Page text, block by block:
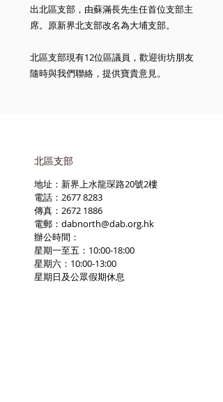
出北區支部，由蘇滿長先生任首位支部主
席。原新界北支部改名為大埔支部。
北區支部現有12位區議員，歡迎街坊朋友
隨時與我們聯絡，提供寶貴意見。
北區支部
地址：新界上水龍琛路20號2樓
電話：2677 8283
傳真：2672 1886
電郵： dabnorth@dab.org.hk
辦公時間：
星期一至五：10:00-18:00
星期六：10:00-13:00
星期日及公眾假期休息